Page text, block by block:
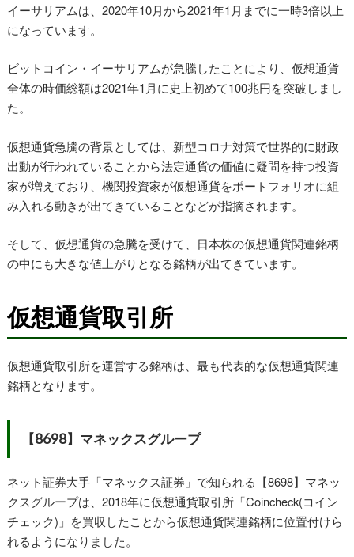
イーサリアムは、2020年10月から2021年1月までに一時3倍以上
になっています。
ビットコイン・イーサリアムが急騰したことにより、仮想通貨
全体の時価総額は2021年1月に史上初めて100兆円を突破しまし
た。
仮想通貨急騰の背景としては、新型コロナ対策で世界的に財政
出動が行われていることから法定通貨の価値に疑問を持つ投資
家が増えており、機関投資家が仮想通貨をポートフォリオに組
み入れる動きが出てきていることなどが指摘されます。
そして、仮想通貨の急騰を受けて、日本株の仮想通貨関連銘柄
の中にも大きな値上がりとなる銘柄が出てきています。
仮想通貨取引所
仮想通貨取引所を運営する銘柄は、最も代表的な仮想通貨関連
銘柄となります。
【8698】マネックスグループ
ネット証券大手「マネックス証券」で知られる【8698】マネッ
クスグループは、2018年に仮想通貨取引所「Coincheck(コイン
チェック)」を買収したことから仮想通貨関連銘柄に位置付けら
れるようになりました。